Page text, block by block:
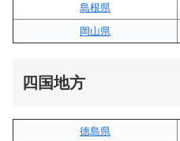
島根県
岡山県
四国地方
徳島県